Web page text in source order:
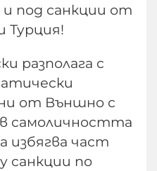
под санкции от
Турция!
разполага с
от Външно с
самоличността
избягва част
санкции по